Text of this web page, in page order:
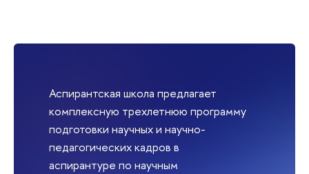
Аспирантская школа предлагает
комплексную трехлетнюю программу
подготовки научных и научно-
педагогических кадров в
аспирантуре по научным